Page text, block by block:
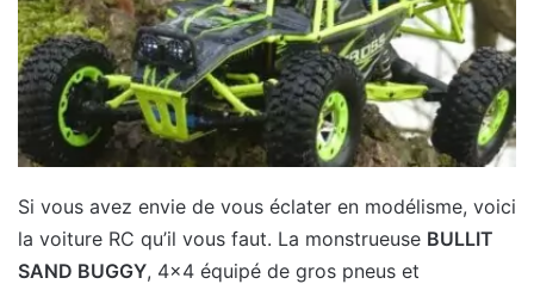
Si vous avez envie de vous éclater en modélisme, voici
la voiture RC qu’il vous faut. La monstrueuse BULLIT
SAND BUGGY, 4×4 équipé de gros pneus et